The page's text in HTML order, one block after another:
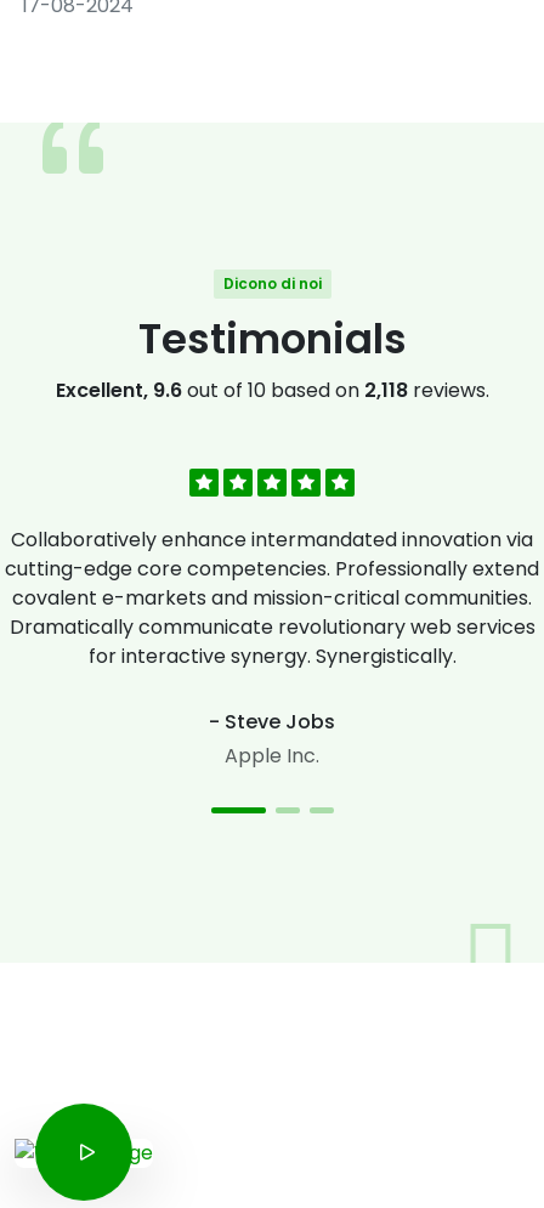
Dicono di noi
Testimonials
Excellent, 9.6out of 10 based on 2,118reviews.
Collaboratively enhance intermandated innovation via
cutting-edge core competencies. Professionally extend
covalent e-markets and mission-critical communities.
Dramatically communicate revolutionary web services
for interactive synergy. Synergistically.
- Steve Jobs
Apple Inc.